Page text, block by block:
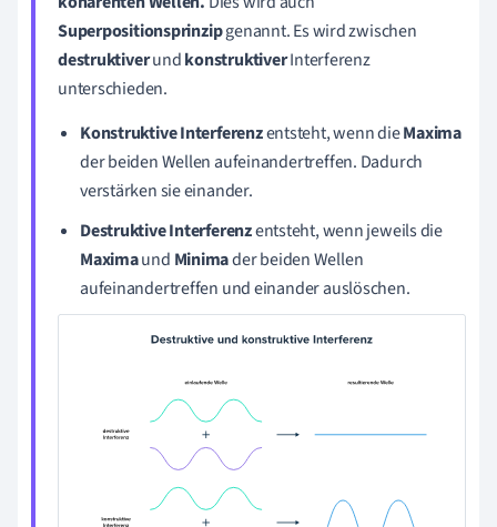
Superpositionsprinzipgenannt. Es wird zwischen
destruktiverundkonstruktiverInterferenz
unterschieden.
KonstruktiveInterferenzentsteht, wenn dieMaxima
der beiden Wellen aufeinandertreffen. Dadurch
verstärken sie einander.
Destruktive Interferenzentsteht, wenn jeweils die
Maximaund Minimader beiden Wellen
aufeinandertreffen und einander auslöschen.